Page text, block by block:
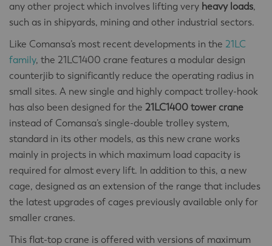
any other project which involves lifting very heavy loads,
such as in shipyards, mining and other industrial sectors.
Like Comansa’s most recent developments in the 21LC
family, the 21LC1400 crane features a modular design
counterjib to significantly reduce the operating radius in
small sites. A new single and highly compact trolley-hook
has also been designed for the 21LC1400 tower crane
instead of Comansa’s single-double trolley system,
standard in its other models, as this new crane works
mainly in projects in which maximum load capacity is
required for almost every lift. In addition to this, a new
cage, designed as an extension of the range that includes
the latest upgrades of cages previously available only for
smaller cranes.
This flat-top crane is offered with versions of maximum